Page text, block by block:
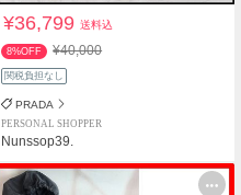
¥36,799送料込
8%OFF ¥40,000
関税負担なし
PRADA
PERSONAL SHOPPER
Nunssop39.